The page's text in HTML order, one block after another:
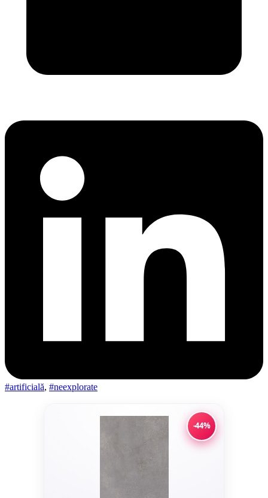
#artificială, #neexplorate
-44%